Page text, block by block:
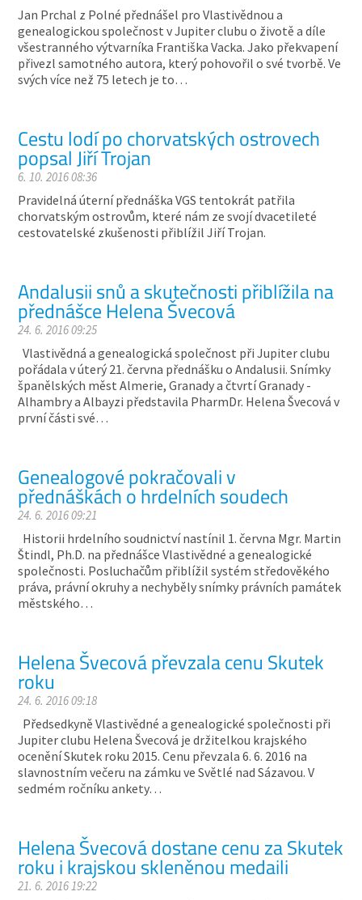
Jan Prchal z Polné přednášel pro Vlastivědnou a
genealogickou společnost v Jupiter clubu o životě a díle
všestranného výtvarníka Františka Vacka. Jako překvapení
přivezl samotného autora, který pohovořil o své tvorbě. Ve
svých více než 75 letech je to…
Cestu lodí po chorvatských ostrovech
popsal Jiří Trojan
6. 10. 2016 08:36
Pravidelná úterní přednáška VGS tentokrát patřila
chorvatským ostrovům, které nám ze svojí dvacetileté
cestovatelské zkušenosti přiblížil Jiří Trojan.
Andalusii snů a skutečnosti přiblížila na
přednášce Helena Švecová
24. 6. 2016 09:25
Vlastivědná a genealogická společnost při Jupiter clubu
pořádala v úterý 21. června přednášku o Andalusii. Snímky
španělských měst Almerie, Granady a čtvrtí Granady -
Alhambry a Albayzi představila PharmDr. Helena Švecová v
první části své…
Genealogové pokračovali v
přednáškách o hrdelních soudech
24. 6. 2016 09:21
Historii hrdelního soudnictví nastínil 1. června Mgr. Martin
Štindl, Ph.D. na přednášce Vlastivědné a genealogické
společnosti. Posluchačům přiblížil systém středověkého
práva, právní okruhy a nechyběly snímky právních památek
městského…
Helena Švecová převzala cenu Skutek
roku
24. 6. 2016 09:18
Předsedkyně Vlastivědné a genealogické společnosti při
Jupiter clubu Helena Švecová je držitelkou krajského
ocenění Skutek roku 2015. Cenu převzala 6. 6. 2016 na
slavnostním večeru na zámku ve Světlé nad Sázavou. V
sedmém ročníku ankety…
Helena Švecová dostane cenu za Skutek
roku i krajskou skleněnou medaili
21. 6. 2016 19:22